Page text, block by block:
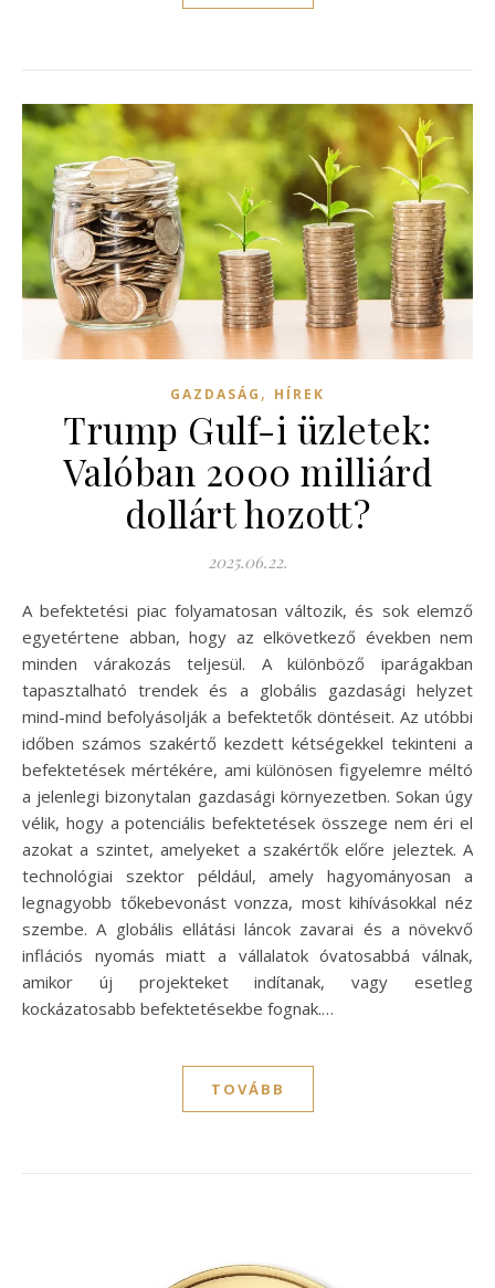
GAZDASÁG , HÍREK
Trump Gulf-i üzletek:
Valóban 2000 milliárd
dollárt hozott?
2025.06.22.
A befektetési piac folyamatosan változik, és sok elemző
egyetértene abban, hogy az elkövetkező években nem
minden várakozás teljesül. A különböző iparágakban
tapasztalható trendek és a globális gazdasági helyzet
mind-mind befolyásolják a befektetők döntéseit. Az utóbbi
időben számos szakértő kezdett kétségekkel tekinteni a
befektetések mértékére, ami különösen figyelemre méltó
a jelenlegi bizonytalan gazdasági környezetben. Sokan úgy
vélik, hogy a potenciális befektetések összege nem éri el
azokat a szintet, amelyeket a szakértők előre jeleztek. A
technológiai szektor például, amely hagyományosan a
legnagyobb tőkebevonást vonzza, most kihívásokkal néz
szembe. A globális ellátási láncok zavarai és a növekvő
inflációs nyomás miatt a vállalatok óvatosabbá válnak,
amikor új projekteket indítanak, vagy esetleg
kockázatosabb befektetésekbe fognak.…
TOVÁBB